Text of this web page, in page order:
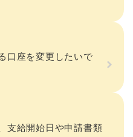
口座を変更したいで
支給開始日や申請書類